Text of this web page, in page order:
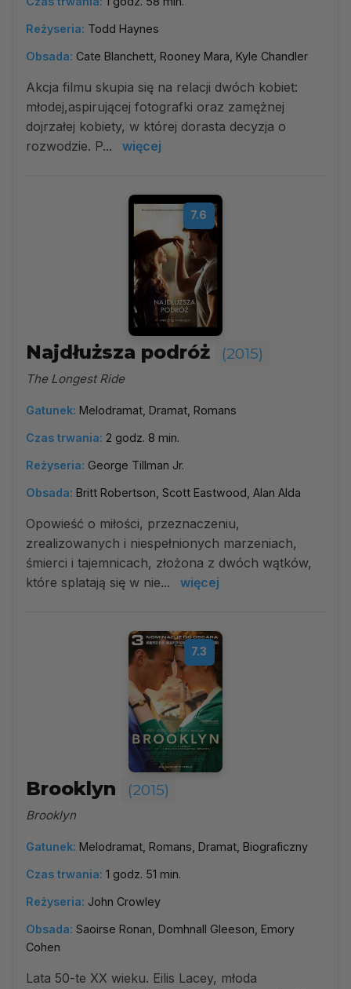
Reżyseria: Todd Haynes
Obsada: Cate Blanchett, Rooney Mara, Kyle Chandler
Akcja filmu skupia się na relacji dwóch kobiet:
młodej,aspirującej fotografki oraz zamężnej
dojrzałej kobiety, w której dorasta decyzja o
rozwodzie. P...
więcej
7.6
Najdłuższa podróż (2015)
The Longest Ride
Gatunek: Melodramat, Dramat, Romans
Czas trwania: 2 godz. 8 min.
Reżyseria: George Tillman Jr.
Obsada: Britt Robertson, Scott Eastwood, Alan Alda
Opowieść o miłości, przeznaczeniu,
zrealizowanych i niespełnionych marzeniach,
śmierci i tajemnicach, złożona z dwóch wątków,
które splatają się w nie...
więcej
7.3
Brooklyn (2015)
Brooklyn
Gatunek: Melodramat, Romans, Dramat, Biograficzny
Czas trwania: 1 godz. 51 min.
Reżyseria: John Crowley
Obsada: Saoirse Ronan, Domhnall Gleeson, Emory
Cohen
Lata 50-te XX wieku. Eilis Lacey, młoda